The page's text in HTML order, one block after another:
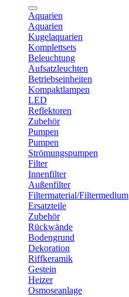
Aquarien
Aquarien
Kugelaquarien
Komplettsets
Beleuchtung
Aufsatzleuchten
Betriebseinheiten
Kompaktlampen
LED
Reflektoren
Zubehör
Pumpen
Pumpen
Strömungspumpen
Filter
Innenfilter
Außenfilter
Filtermaterial/Filtermedium
Ersatzteile
Zubehör
Rückwände
Bodengrund
Dekoration
Riffkeramik
Gestein
Heizer
Osmoseanlage